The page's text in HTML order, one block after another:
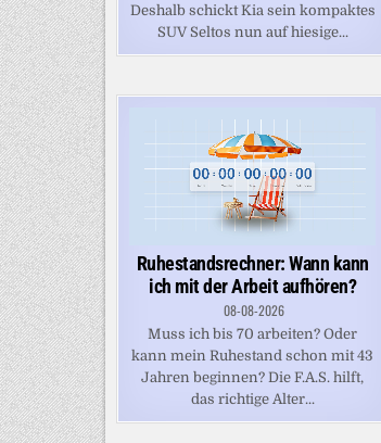
Deshalb schickt Kia sein kompaktes
SUV Seltos nun auf hiesige...
Ruhestandsrechner: Wann kann
ich mit der Arbeit aufhören?
08-08-2026
Muss ich bis 70 arbeiten? Oder
kann mein Ruhestand schon mit 43
Jahren beginnen? Die F.A.S. hilft,
das richtige Alter...